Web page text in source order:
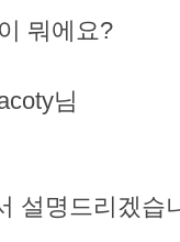
뭐에요?
님
설명드리겠습